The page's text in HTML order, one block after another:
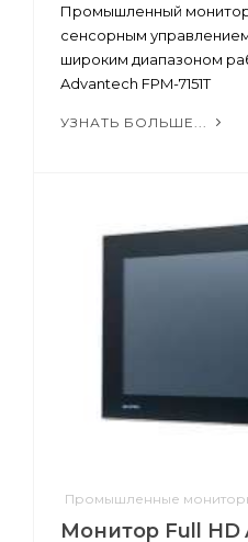
Промышленный монитор
сенсорным
широким диапазоном
Advantech FPM-7151T
УЗНАТЬ БОЛЬШЕ...
Промышленные
Монитор Full HD